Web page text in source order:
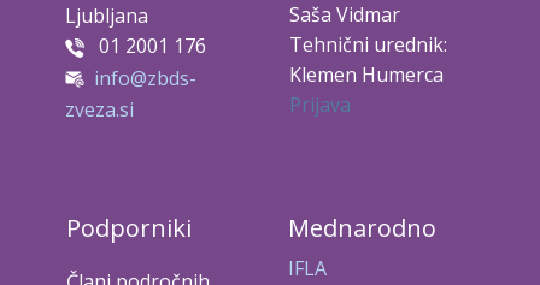
Ljubljana
01 2001 176
info@zbds-
zveza.si
Saša Vidmar
Tehnični urednik:
Klemen Humerca
Prijava
Podporniki Mednarodno
IFLA